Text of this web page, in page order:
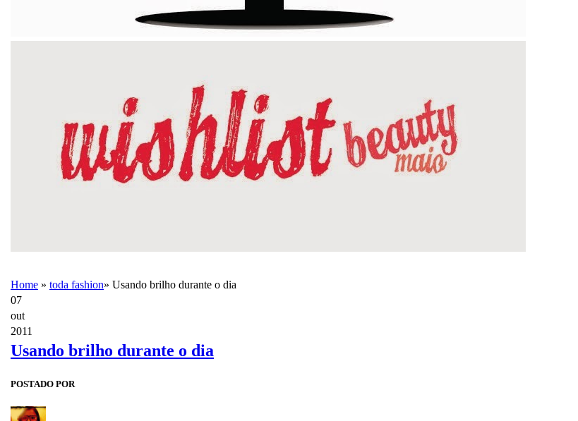
Home » toda fashion» Usando brilho durante o dia
07
out
2011
Usando brilho durante o dia
POSTADO POR